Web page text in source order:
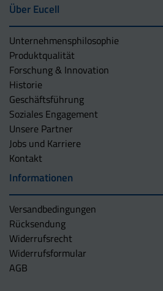
Über Eucell
Unternehmens­philosophie
Produktqualität
Forschung & Innovation
Historie
Geschäftsführung
Soziales Engagement
Unsere Partner
Jobs und Karriere
Kontakt
Informationen
Versandbedingungen
Rücksendung
Widerrufsrecht
Widerrufsformular
AGB